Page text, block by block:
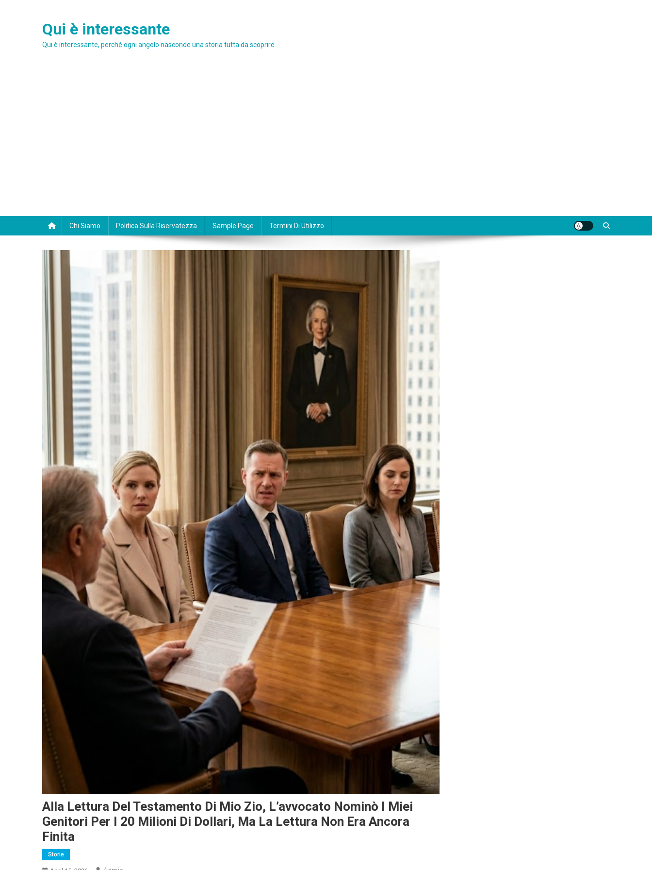
Qui è interessante
Qui è interessante, perché ogni angolo nasconde una storia tutta da scoprire
Chi Siamo Politica Sulla Riservatezza Sample Page Termini Di Utilizzo
Alla Lettura Del Testamento Di Mio Zio, L’avvocato Nominò I Miei
Genitori Per I 20 Milioni Di Dollari, Ma La Lettura Non Era Ancora
Finita
Storie